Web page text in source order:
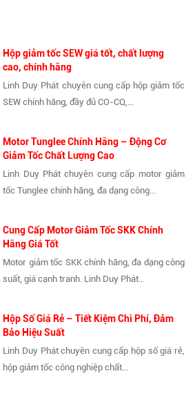
Hộp giảm tốc SEW giá tốt, chất lượng
cao, chính hãng
Linh Duy Phát chuyên cung cấp hộp giảm tốc
SEW chính hãng, đầy đủ CO-CQ,...
Motor Tunglee Chính Hãng – Động Cơ
Giảm Tốc Chất Lượng Cao
Linh Duy Phát chuyên cung cấp motor giảm
tốc Tunglee chính hãng, đa dạng công...
Cung Cấp Motor Giảm Tốc SKK Chính
Hãng Giá Tốt
Motor giảm tốc SKK chính hãng, đa dạng công
suất, giá cạnh tranh. Linh Duy Phát...
Hộp Số Giá Rẻ – Tiết Kiệm Chi Phí, Đảm
Bảo Hiệu Suất
Linh Duy Phát chuyên cung cấp hộp số giá rẻ,
hộp giảm tốc công nghiệp chất...